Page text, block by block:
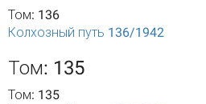
Том: 136
Колхозный путь 136/1942
Том: 135
Том: 135